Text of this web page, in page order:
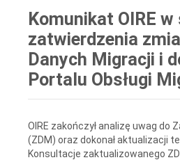
Komunikat OIRE
zatwierdzenia
Danych Migracji i
Portalu Obsługi
OIRE zakończył analizę uwag do
(ZDM) oraz dokonał aktualizacji
Konsultacje zaktualizowanego